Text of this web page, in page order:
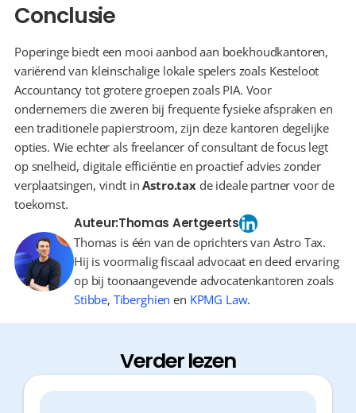
Conclusie
Poperinge biedt een mooi aanbod aan boekhoudkantoren,
variërend van kleinschalige lokale spelers zoals Kesteloot
Accountancy tot grotere groepen zoals PIA. Voor
ondernemers die zweren bij frequente fysieke afspraken en
een traditionele papierstroom, zijn deze kantoren degelijke
opties. Wie echter als freelancer of consultant de focus legt
op snelheid, digitale efficiëntie en proactief advies zonder
verplaatsingen, vindt in Astro.tax de ideale partner voor de
toekomst.
Auteur:Thomas Aertgeerts
Thomas is één van de oprichters van Astro Tax.
Hij is voormalig fiscaal advocaat en deed ervaring
op bij toonaangevende advocatenkantoren zoals
Stibbe, Tiberghien en KPMG Law.
Verder lezen